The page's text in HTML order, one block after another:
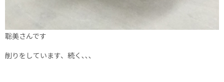
聡美さんです
削りをしています、続く､､､